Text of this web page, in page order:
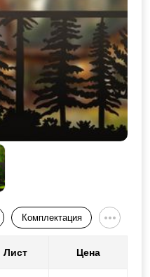
Комплектация
Лист Цена